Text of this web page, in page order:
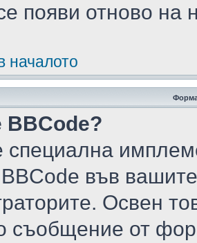
появи отново на
началото
BBCode?
специална
BBCode във
Освен
съобщение от